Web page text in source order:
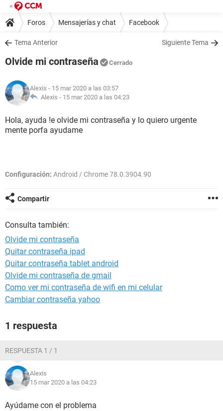
Foros Mensajerías y chat Facebook
Tema Anterior Siguiente Tema
Olvide mi contraseña Cerrado
Alexis - 15 mar 2020 a las 03:57
Alexis - 15 mar 2020 a las 04:23
Hola, ayuda !e olvide mi contraseña y lo quiero urgente
mente porfa ayudame
Configuración: Android / Chrome 78.0.3904.90
Compartir
Consulta también:
Olvide mi contraseña
Quitar contraseña ipad
Quitar contraseña tablet android
Olvide mi contraseña de gmail
Como ver mi contraseña de wifi en mi celular
Cambiar contraseña yahoo
1 respuesta
RESPUESTA 1 / 1
Alexis
15 mar 2020 a las 04:23
Ayúdame con el problema